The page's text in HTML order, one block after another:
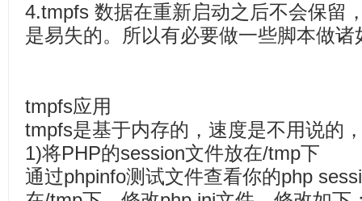
4.tmpfs 数据在重新启动之后不会保留
是易失的。所以有必要做一些脚本做
tmpfs应用
tmpfs是基于内存的，速度是不用说的
1)将PHP的session文件放在/tmp下
通过phpinfo测试文件查看你的php